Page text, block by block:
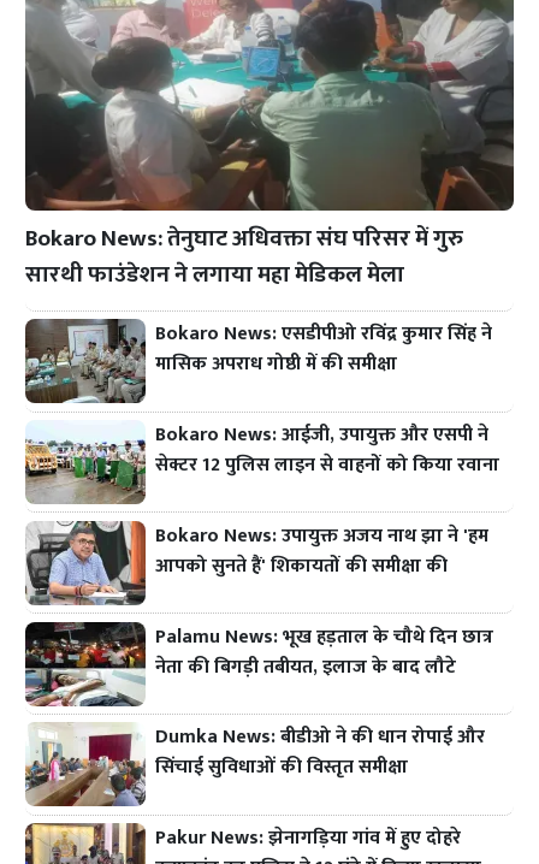
Bokaro News: तेनुघाट अधिवक्ता संघ परिसर में गुरु
सारथी फाउंडेशन ने लगाया महा मेडिकल मेला
Bokaro News: एसडीपीओ रविंद्र कुमार सिंह ने
मासिक अपराध गोष्ठी में की समीक्षा
Bokaro News: आईजी, उपायुक्त और एसपी ने
सेक्टर 12 पुलिस लाइन से वाहनों को किया रवाना
Bokaro News: उपायुक्त अजय नाथ झा ने 'हम
आपको सुनते हैं' शिकायतों की समीक्षा की
Palamu News: भूख हड़ताल के चौथे दिन छात्र
नेता की बिगड़ी तबीयत, इलाज के बाद लौटे
Dumka News: बीडीओ ने की धान रोपाई और
सिंचाई सुविधाओं की विस्तृत समीक्षा
Pakur News: झेनागड़िया गांव में हुए दोहरे